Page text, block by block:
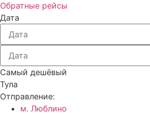
Обратные рейсы
Дата
Самый дешёвый
Тула
Отправление:
м. Люблино